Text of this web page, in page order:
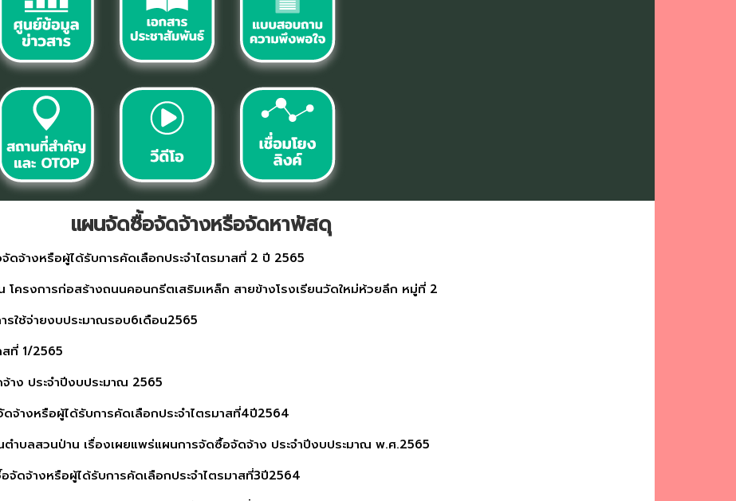
แผนจัดซื้อจัดจ้างหรือจัดหาพัสดุ
ดจ้างหรือผู้ได้รับการคัดเลือกประจำไตรมาสที่ 2 ปี 2565
โครงการก่อสร้างถนนคอนกรีตเสริมเหล็ก สายข้างโรงเรียนวัดใหม่ห้วยลึก หมู่ที่ 2
รใช้จ่ายงบประมาณรอบ6เดือน2565
สที่ 1/2565
าง ประจำปีงบประมาณ 2565
จ้างหรือผู้ได้รับการคัดเลือกประจำไตรมาสที่4ปี2564
ตำบลสวนป่าน เรื่องเผยแพร่แผนการจัดซื้อจัดจ้าง ประจำปีงบประมาณ พ.ศ.2565
จัดจ้างหรือผู้ได้รับการคัดเลือกประจำไตรมาสที่3ปี2564